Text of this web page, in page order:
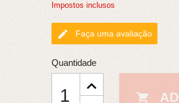
Impostos inclusos
edit Faça uma avaliação
Quantidade
